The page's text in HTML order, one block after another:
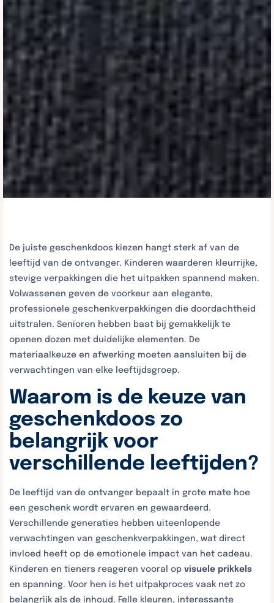
De juiste geschenkdoos kiezen hangt sterk af van de
leeftijd van de ontvanger. Kinderen waarderen kleurrijke,
stevige verpakkingen die het uitpakken spannend maken.
Volwassenen geven de voorkeur aan elegante,
professionele geschenkverpakkingen die doordachtheid
uitstralen. Senioren hebben baat bij gemakkelijk te
openen dozen met duidelijke elementen. De
materiaalkeuze en afwerking moeten aansluiten bij de
verwachtingen van elke leeftijdsgroep.
Waarom is de keuze van
geschenkdoos zo
belangrijk voor
verschillende leeftijden?
De leeftijd van de ontvanger bepaalt in grote mate hoe
een geschenk wordt ervaren en gewaardeerd.
Verschillende generaties hebben uiteenlopende
verwachtingen van geschenkverpakkingen, wat direct
invloed heeft op de emotionele impact van het cadeau.
Kinderen en tieners reageren vooral op visuele prikkels
en spanning. Voor hen is het uitpakproces vaak net zo
belangrijk als de inhoud. Felle kleuren, interessante